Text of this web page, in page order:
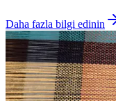
Daha fazla bilgi edinin